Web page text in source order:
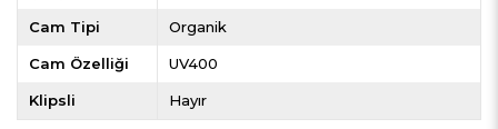
Cam Tipi Organik
Cam Özelliği UV400
Klipsli Hayır